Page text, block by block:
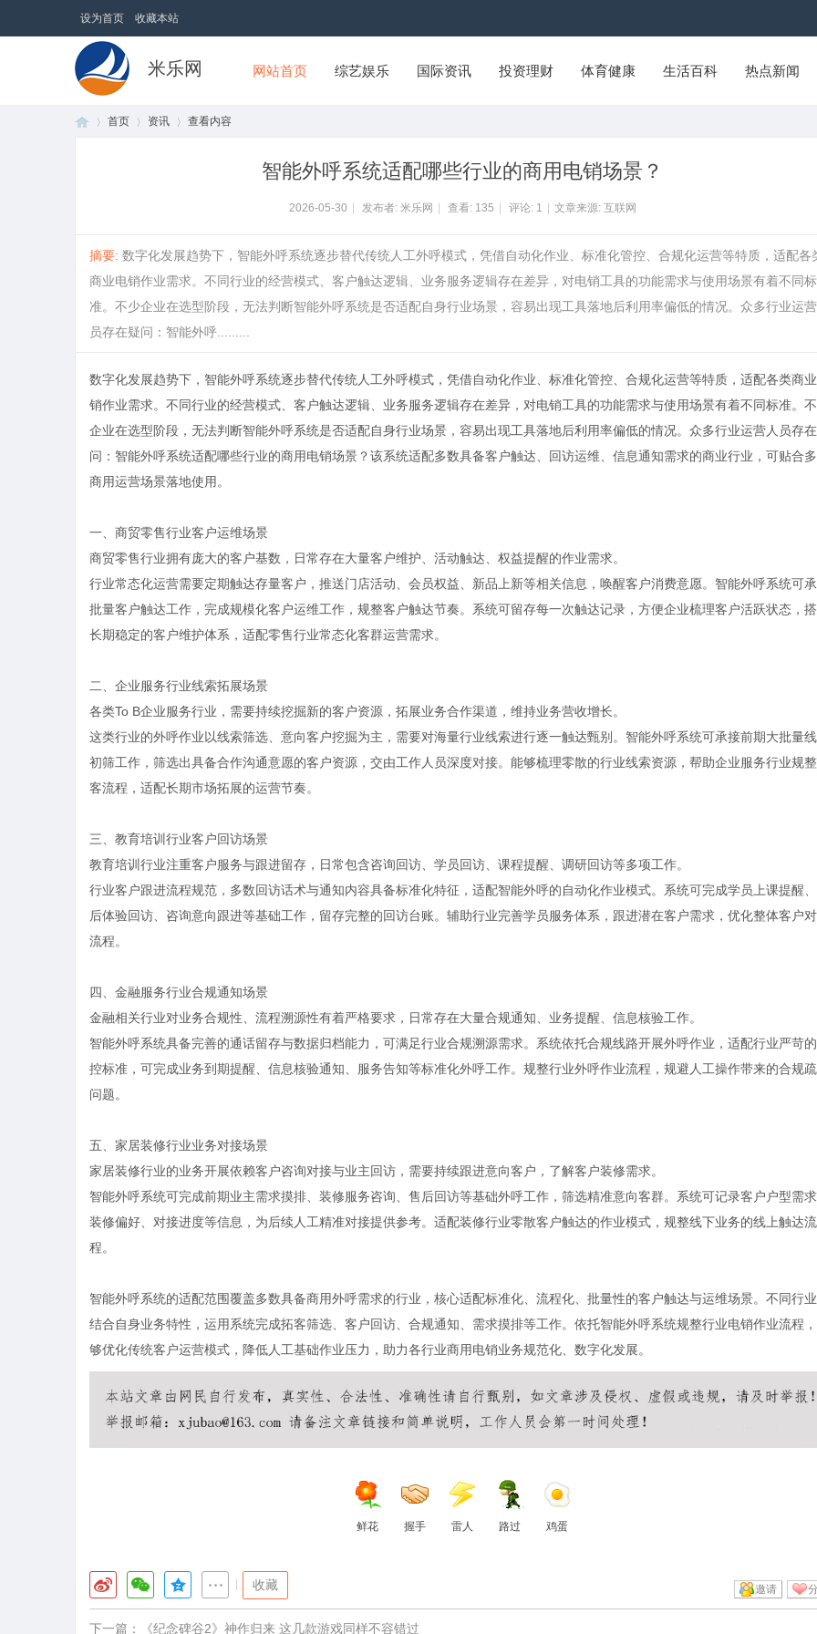
设为首页 收藏本站
米乐网 网站首页 综艺娱乐 国际资讯 投资理财 体育健康 生活百科 热点新闻
首页 资讯 查看内容
智能外呼系统适配哪些行业的商用电销场景？
2026-05-30 发布者: 米乐网 查看: 135 评论: 1 文章来源: 互联网
摘要: 数字化发展趋势下，智能外呼系统逐步替代传统人工外呼模式，凭借自动化作业、标准化管控、合规化运营等特质，适配各
商业电销作业需求。不同行业的经营模式、客户触达逻辑、业务服务逻辑存在差异，对电销工具的功能需求与使用场景有着不同标
准。不少企业在选型阶段，无法判断智能外呼系统是否适配自身行业场景，容易出现工具落地后利用率偏低的情况。众多行业运营
员存在疑问：智能外呼.........
数字化发展趋势下，智能外呼系统逐步替代传统人工外呼模式，凭借自动化作业、标准化管控、合规化运营等特质，适配各类商
销作业需求。不同行业的经营模式、客户触达逻辑、业务服务逻辑存在差异，对电销工具的功能需求与使用场景有着不同标准。
企业在选型阶段，无法判断智能外呼系统是否适配自身行业场景，容易出现工具落地后利用率偏低的情况。众多行业运营人员存
问：智能外呼系统适配哪些行业的商用电销场景？该系统适配多数具备客户触达、回访运维、信息通知需求的商业行业，可贴合
商用运营场景落地使用。
一、商贸零售行业客户运维场景
商贸零售行业拥有庞大的客户基数，日常存在大量客户维护、活动触达、权益提醒的作业需求。
行业常态化运营需要定期触达存量客户，推送门店活动、会员权益、新品上新等相关信息，唤醒客户消费意愿。智能外呼系统可
批量客户触达工作，完成规模化客户运维工作，规整客户触达节奏。系统可留存每一次触达记录，方便企业梳理客户活跃状态，
长期稳定的客户维护体系，适配零售行业常态化客群运营需求。
二、企业服务行业线索拓展场景
各类To B企业服务行业，需要持续挖掘新的客户资源，拓展业务合作渠道，维持业务营收增长。
这类行业的外呼作业以线索筛选、意向客户挖掘为主，需要对海量行业线索进行逐一触达甄别。智能外呼系统可承接前期大批量
初筛工作，筛选出具备合作沟通意愿的客户资源，交由工作人员深度对接。能够梳理零散的行业线索资源，帮助企业服务行业规
客流程，适配长期市场拓展的运营节奏。
三、教育培训行业客户回访场景
教育培训行业注重客户服务与跟进留存，日常包含咨询回访、学员回访、课程提醒、调研回访等多项工作。
行业客户跟进流程规范，多数回访话术与通知内容具备标准化特征，适配智能外呼的自动化作业模式。系统可完成学员上课提醒
后体验回访、咨询意向跟进等基础工作，留存完整的回访台账。辅助行业完善学员服务体系，跟进潜在客户需求，优化整体客户
流程。
四、金融服务行业合规通知场景
金融相关行业对业务合规性、流程溯源性有着严格要求，日常存在大量合规通知、业务提醒、信息核验工作。
智能外呼系统具备完善的通话留存与数据归档能力，可满足行业合规溯源需求。系统依托合规线路开展外呼作业，适配行业严苛
控标准，可完成业务到期提醒、信息核验通知、服务告知等标准化外呼工作。规整行业外呼作业流程，规避人工操作带来的合规
问题。
五、家居装修行业业务对接场景
家居装修行业的业务开展依赖客户咨询对接与业主回访，需要持续跟进意向客户，了解客户装修需求。
智能外呼系统可完成前期业主需求摸排、装修服务咨询、售后回访等基础外呼工作，筛选精准意向客群。系统可记录客户户型需求
装修偏好、对接进度等信息，为后续人工精准对接提供参考。适配装修行业零散客户触达的作业模式，规整线下业务的线上触达流
程。
智能外呼系统的适配范围覆盖多数具备商用外呼需求的行业，核心适配标准化、流程化、批量性的客户触达与运维场景。不同行
结合自身业务特性，运用系统完成拓客筛选、客户回访、合规通知、需求摸排等工作。依托智能外呼系统规整行业电销作业流程
够优化传统客户运营模式，降低人工基础作业压力，助力各行业商用电销业务规范化、数字化发展。
鲜花 握手 雷人 路过 鸡蛋
收藏 邀请
下一篇： 《纪念碑谷2》神作归来 这几款游戏同样不容错过